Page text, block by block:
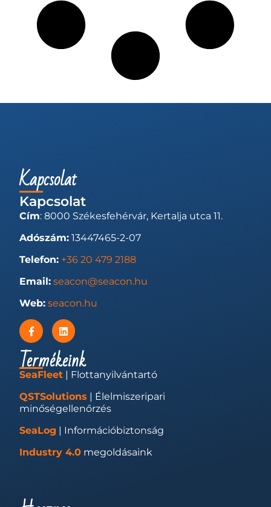
Kapcsolat
Kapcsolat
Cím: 8000 Székesfehérvár, Kertalja utca 11.
Adószám: 13447465-2-07
Telefon: +36 20 479 2188
Email: seacon@seacon.hu
Web: seacon.hu
Termékeink
SeaFleet | Flottanyilvántartó
QSTSolutions | Élelmiszeripari
minőségellenőrzés
SeaLog | Információbiztonság
Industry 4.0 megoldásaink